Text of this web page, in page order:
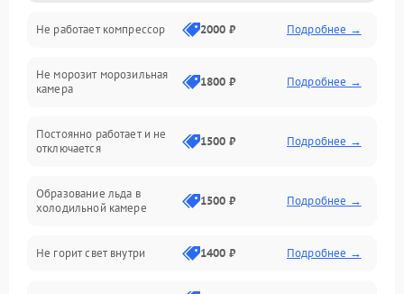
Электропитание
Дренаж
Не работает компрессор 2000 ₽ Подробнее →
Не морозит морозильная
камера
1800 ₽ Подробнее →
Постоянно работает и не
отключается
1500 ₽ Подробнее →
Образование льда в
холодильной камере
1500 ₽ Подробнее →
Не горит свет внутри 1400 ₽ Подробнее →